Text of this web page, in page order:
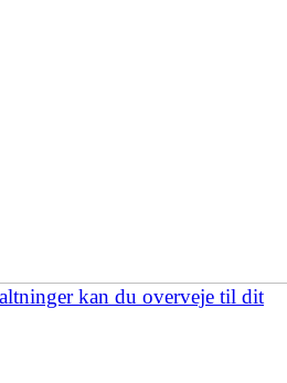
kan du overveje til dit